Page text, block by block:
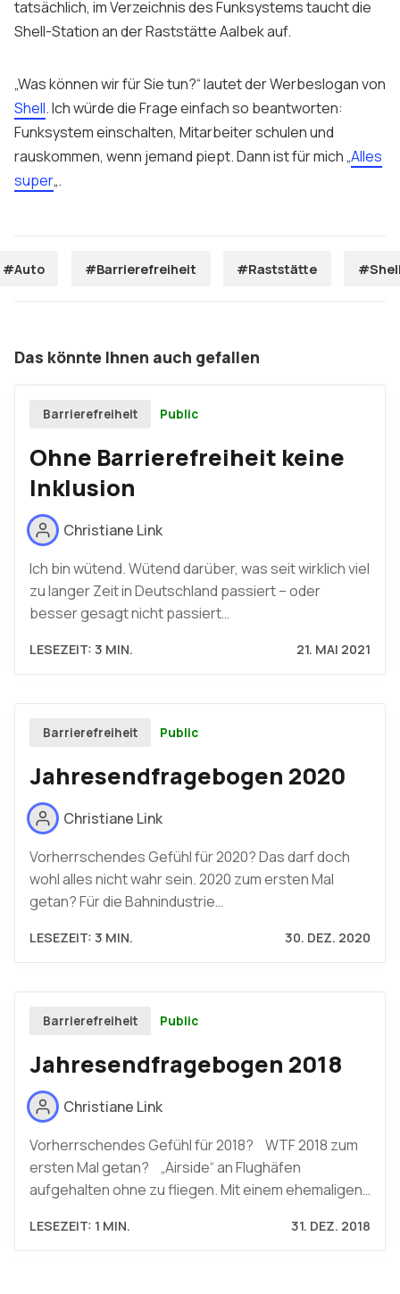
tatsächlich, im Verzeichnis des Funksystems taucht die
Shell-Station an der Raststätte Aalbek auf.
„Was können wir für Sie tun?“ lautet der Werbesloganvon
Shell. Ich würde die Frage einfach so beantworten:
Funksystem einschalten, Mitarbeiter schulen und
rauskommen, wenn jemand piept. Dann ist für mich „Alles
super„.
#Auto #Barrierefreiheit #Raststätte
Das könnte Ihnen auch gefallen
Barrierefreiheit Public
Ohne Barrierefreiheit keine
Inklusion
Christiane Link
Ich bin wütend. Wütend darüber, was seit wirklich viel
zu langer Zeit in Deutschland passiert – oder
besser gesagt nicht passiert…
LESEZEIT: 3 MIN. 21. MAI 2021
Barrierefreiheit Public
Jahresendfragebogen 2020
Christiane Link
Vorherrschendes Gefühl für 2020? Das darf doch
wohl alles nicht wahr sein. 2020 zum ersten Mal
getan? Für die Bahnindustrie…
LESEZEIT: 3 MIN. 30. DEZ. 2020
Barrierefreiheit Public
Jahresendfragebogen 2018
Christiane Link
Vorherrschendes Gefühl für 2018? WTF 2018 zum
ersten Mal getan? „Airside“ an Flughäfen
aufgehalten ohne zu fliegen. Mit einem ehemaligen…
LESEZEIT: 1 MIN. 31. DEZ. 2018